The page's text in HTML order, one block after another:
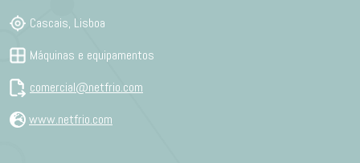
Cascais, Lisboa
Máquinas e equipamentos
comercial@netfrio.com
www.netfrio.com